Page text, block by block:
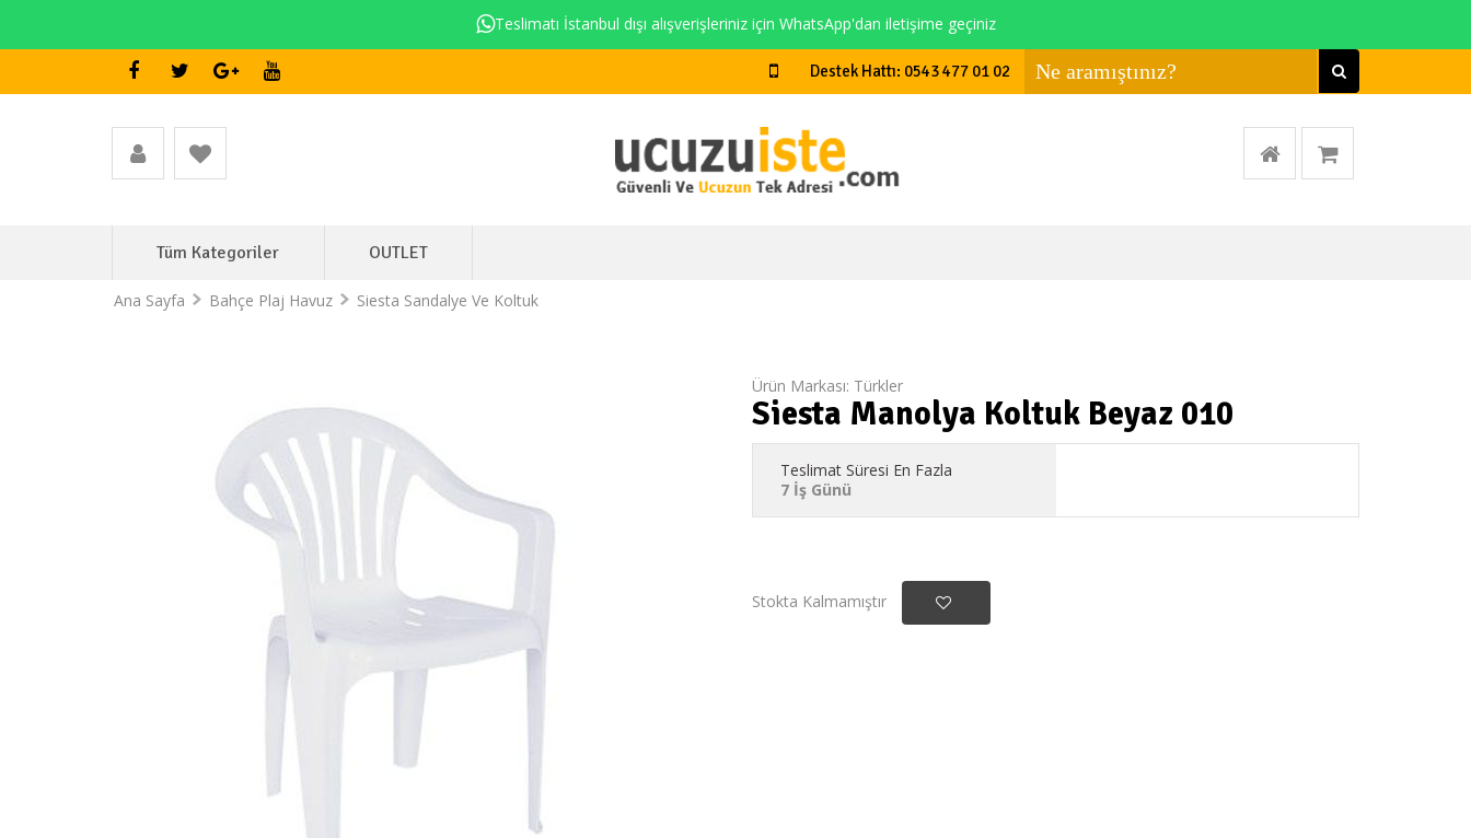
Teslimatı İstanbul dışı alışverişleriniz için WhatsApp'dan iletişime geçiniz
Destek Hattı: 0543 477 01 02
Tüm Kategoriler OUTLET
Ana Sayfa Bahçe Plaj Havuz Siesta Sandalye Ve Koltuk
Ürün Markası: Türkler
Siesta Manolya Koltuk Beyaz 010
Teslimat Süresi En Fazla
7 İş Günü
Stokta Kalmamıştır